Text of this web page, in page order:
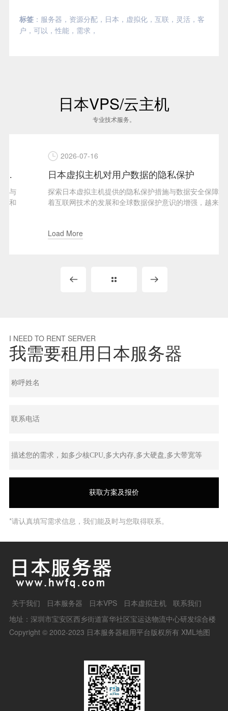
标签： 服务器 ， 资源分配， 日本 ， 虚拟化， 互联 ， 灵活， 客
户 ， 可以 ， 性能， 需求 ，
日本VPS/云主机
专业技术服务。
2026-07-16
日本虚拟主机对用户数据的隐私保护
探索日本虚拟主机提供的隐私保护措施与数据安全保障随
着互联网技术的发展和全球数据保护意识的增强，越来越
Load More
I NEED TO RENT SERVER
我需要租用日本服务器
*请认真填写需求信息，我们能及时与您取得联系。
关于我们 日本服务器 日本VPS 日本虚拟主机
联系我们
地址：深圳市宝安区西乡街道富华社区宝运达物流中心研发综合楼
Copyright © 2002-2023 日本服务器租用平台版权所有 XML地图